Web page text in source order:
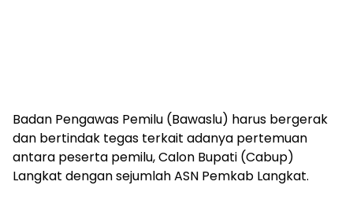
Badan Pengawas Pemilu (Bawaslu) harus bergerak
dan bertindak tegas terkait adanya pertemuan
antara peserta pemilu, Calon Bupati (Cabup)
Langkat dengan sejumlah ASN Pemkab Langkat.